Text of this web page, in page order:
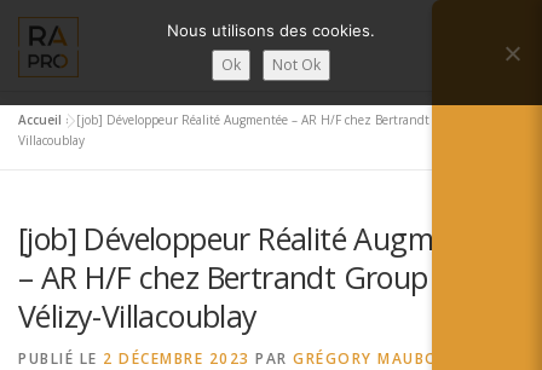
contenu
Menu
LA RÉALITÉ AUGMENTÉE ?
SERVICES RA’PRO ACTUALITÉ DE LA RA
CONTACTS FRANÇAIS
Accueil »[job] Développeur Réalité Augmentée – AR H/F chez Bertrandt Group à Vélizy-
Villacoublay
[job] Développeur Réalité Augmentée
– AR H/F chez Bertrandt Group à
Vélizy-Villacoublay
PUBLIÉ LE 2 DÉCEMBRE 2023 PAR GRÉGORY MAUBON
Nous utilisons des cookies.
Ok Not Ok